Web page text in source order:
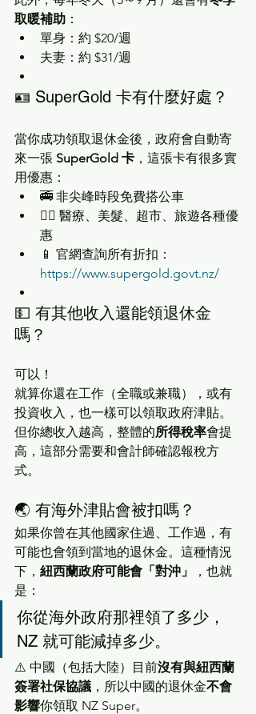
取暖補助 ：
單身：約 $20/週
夫妻：約 $31/週
🪪 SuperGold 卡有什麼好處？
當你成功領取退休金後，政府會自動寄
來一張 SuperGold 卡 ，這張卡有很多實
用優惠：
🚎 非尖峰時段免費搭公車
💇‍♂️ 醫療、美髮、超市、旅遊各種優
惠
📱 官網查詢所有折扣：
https://www.supergold.govt.nz/
💵 有其他收入還能領退休金
嗎？
可以！
就算你還在工作（全職或兼職），或有
投資收入，也一樣可以領取政府津貼。
但你總收入越高，整體的所得稅率會提
高，這部分需要和會計師確認報稅方
式。
🌏 有海外津貼會被扣嗎？
如果你曾在其他國家住過、工作過，有
可能也會領到當地的退休金。這種情況
下， 紐西蘭政府可能會「對沖」
，也就
是：
你從海外政府那裡領了多少，
NZ 就可能減掉多少。
⚠️ 中國（包括大陸）目前沒有與紐西蘭
簽署社保協議 ，所以中國的退休金不會
影響你領取 NZ Super。